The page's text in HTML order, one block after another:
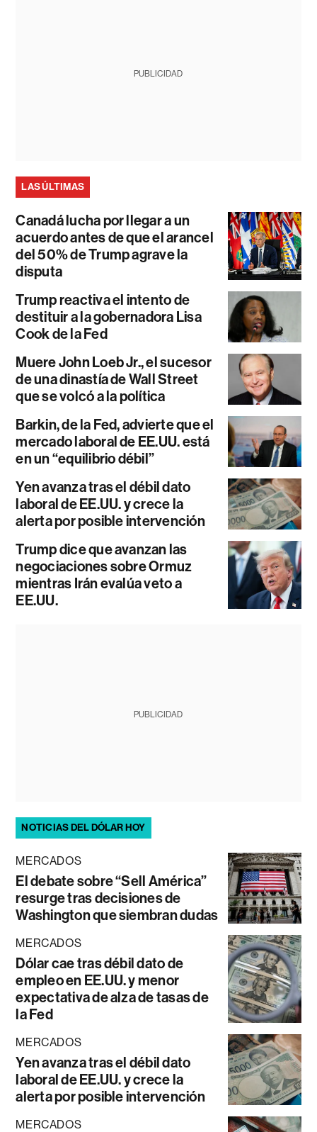
PUBLICIDAD
LAS ÚLTIMAS
Canadá lucha por llegar a un
acuerdo antes de que el arancel
del 50% de Trump agrave la
disputa
Trump reactiva el intento de
destituir a la gobernadora Lisa
Cook de la Fed
Muere John Loeb Jr., el sucesor
de una dinastía de Wall Street
que se volcó a la política
Barkin, de la Fed, advierte que el
mercado laboral de EE.UU. está
en un “equilibrio débil”
Yen avanza tras el débil dato
laboral de EE.UU. y crece la
alerta por posible intervención
Trump dice que avanzan las
negociaciones sobre Ormuz
mientras Irán evalúa veto a
EE.UU.
PUBLICIDAD
NOTICIAS DEL DÓLAR HOY
MERCADOS
El debate sobre “Sell América”
resurge tras decisiones de
Washington que siembran dudas
MERCADOS
Dólar cae tras débil dato de
empleo en EE.UU. y menor
expectativa de alza de tasas de
la Fed
MERCADOS
Yen avanza tras el débil dato
laboral de EE.UU. y crece la
alerta por posible intervención
MERCADOS